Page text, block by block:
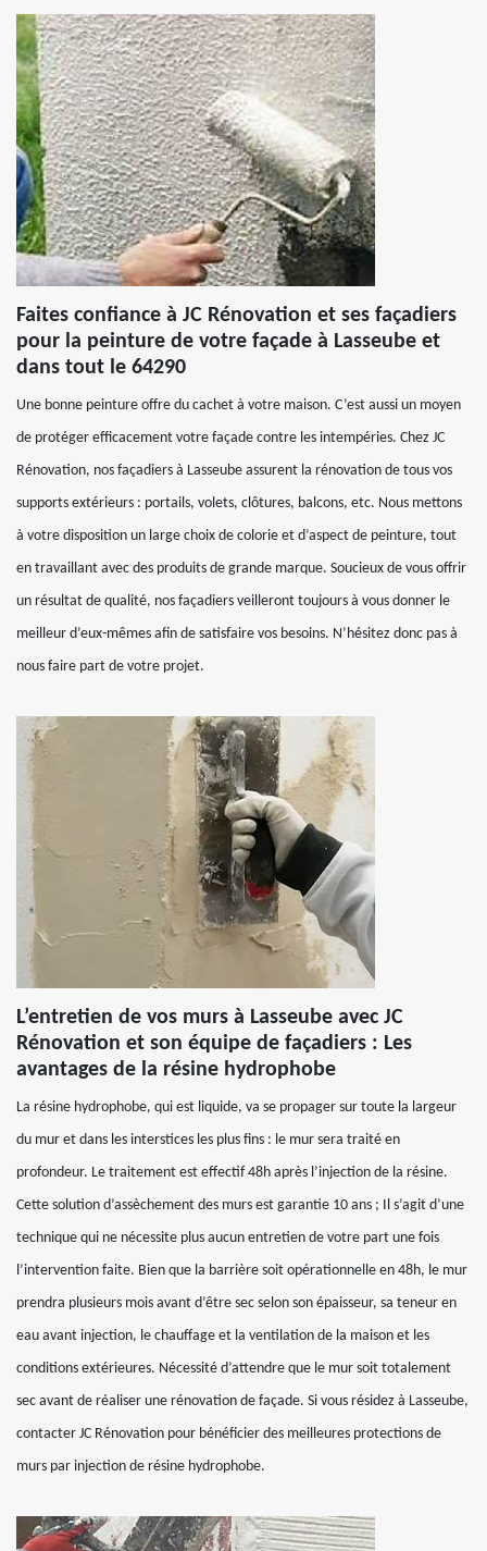
Faites confiance à JC Rénovation et ses façadiers
pour la peinture de votre façade à Lasseube et
dans tout le 64290
Une bonne peinture offre du cachet à votre maison. C’est aussi un moyen
de protéger efficacement votre façade contre les intempéries. Chez JC
Rénovation, nos façadiers à Lasseube assurent la rénovation de tous vos
supports extérieurs : portails, volets, clôtures, balcons, etc. Nous mettons
à votre disposition un large choix de colorie et d’aspect de peinture, tout
en travaillant avec des produits de grande marque. Soucieux de vous offrir
un résultat de qualité, nos façadiers veilleront toujours à vous donner le
meilleur d’eux-mêmes afin de satisfaire vos besoins. N’hésitez donc pas à
nous faire part de votre projet.
L’entretien de vos murs à Lasseube avec JC
Rénovation et son équipe de façadiers : Les
avantages de la résine hydrophobe
La résine hydrophobe, qui est liquide, va se propager sur toute la largeur
du mur et dans les interstices les plus fins : le mur sera traité en
profondeur. Le traitement est effectif 48h après l’injection de la résine.
Cette solution d’assèchement des murs est garantie 10 ans ; Il s’agit d’une
technique qui ne nécessite plus aucun entretien de votre part une fois
l’intervention faite. Bien que la barrière soit opérationnelle en 48h, le mur
prendra plusieurs mois avant d’être sec selon son épaisseur, sa teneur en
eau avant injection, le chauffage et la ventilation de la maison et les
conditions extérieures. Nécessité d’attendre que le mur soit totalement
sec avant de réaliser une rénovation de façade. Si vous résidez à Lasseube,
contacter JC Rénovation pour bénéficier des meilleures protections de
murs par injection de résine hydrophobe.